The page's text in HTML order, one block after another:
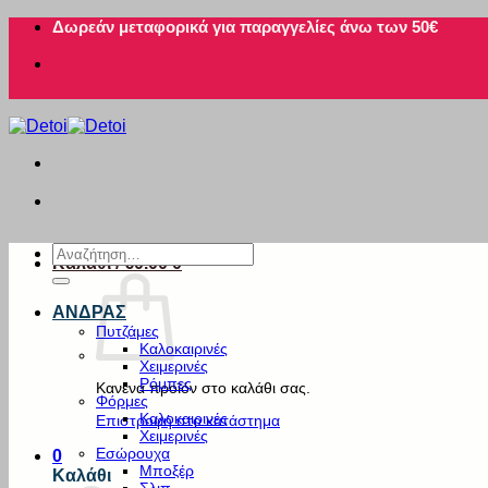
Μετάβαση
περιεχόμενο
Δωρεάν μεταφορικά για παραγγελίες άνω των 50€
Καλάθι /€0.00 0
Κανένα προϊόν στο καλάθι σας.
Επιστροφή στο κατάστημα
0
Καλάθι
Αναζήτηση
για:
ΑΝΔΡΑΣ
Πυτζάμες
Καλοκαιρινές
Χειμερινές
Ρόμπες
Φόρμες
Καλοκαιρινές
Χειμερινές
Εσώρουχα
Μποξέρ